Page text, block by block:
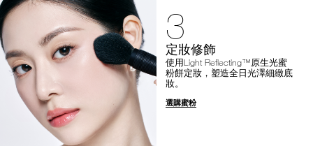
3
定妝修飾
使用Light Reflecting™原生光蜜
粉餅定妝，塑造全日光澤細緻底
妝。
選購蜜粉